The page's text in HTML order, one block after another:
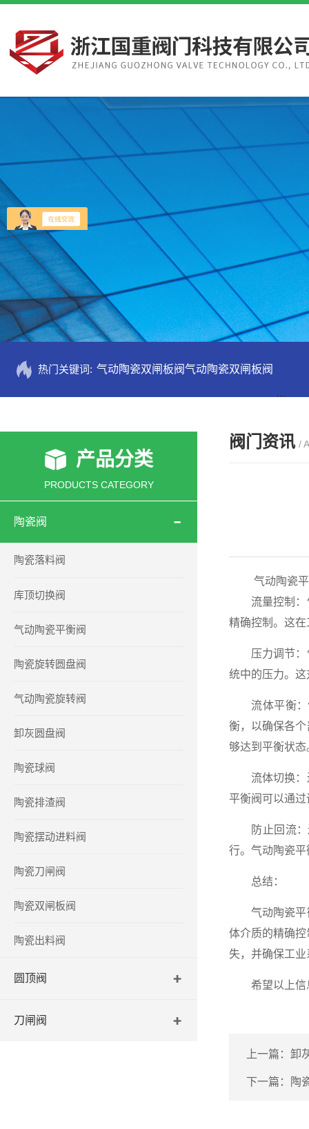
热门关键词: 气动陶瓷双闸板阀气动陶瓷双闸板阀
产品分类
PRODUCTS CATEGORY
陶瓷阀
陶瓷落料阀
库顶切换阀
气动陶瓷平衡阀
陶瓷旋转圆盘阀
气动陶瓷旋转阀
卸灰圆盘阀
陶瓷球阀
陶瓷排渣阀
陶瓷摆动进料阀
陶瓷刀闸阀
陶瓷双闸板阀
陶瓷出料阀
圆顶阀
刀闸阀
阀门资讯 /
气动陶瓷平衡
流量控制：气
精确控制。这
压力调节：气
统中的压力。
流体平衡：气
衡，以确保各
够达到平衡状态
流体切换：还
平衡阀可以通
防止回流：还
行。气动陶瓷
总结：
气动陶瓷平衡
体介质的精确
失，并确保工
希望以上信息
上一篇： 卸
下一篇： 陶